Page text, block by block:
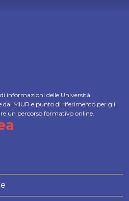
informazioni delle Università
dal MIUR e punto di riferimento per gli
un percorso formativo online.